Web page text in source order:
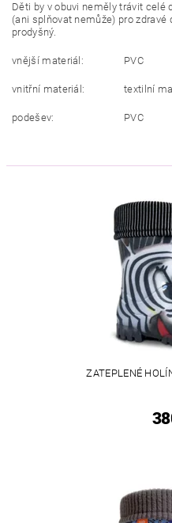
Děti by v obuvi neměly trávit celé
(ani splňovat nemůže) pro
prodyšný.
vnější materiál: PVC
vnitřní materiál: textilní
podešev: PVC
ZATEPLENÉ